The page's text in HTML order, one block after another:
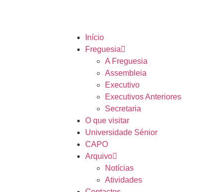
Início
Freguesia
A Freguesia
Assembleia
Executivo
Executivos Anteriores
Secretaria
O que visitar
Universidade Sénior
CAPO
Arquivo
Notícias
Atividades